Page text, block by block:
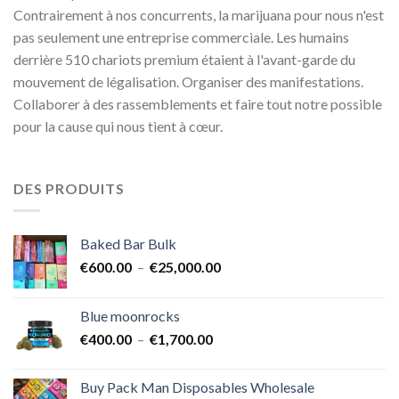
Contrairement à nos concurrents, la marijuana pour nous n'est
pas seulement une entreprise commerciale. Les humains
derrière 510 chariots premium étaient à l'avant-garde du
mouvement de légalisation. Organiser des manifestations.
Collaborer à des rassemblements et faire tout notre possible
pour la cause qui nous tient à cœur.
DES PRODUITS
Baked Bar Bulk
€600.00 – €25,000.00Plage
Blue moonrocks
€400.00 – €1,700.00Plage
€400.00
Buy Pack Man Disposables Wholesale